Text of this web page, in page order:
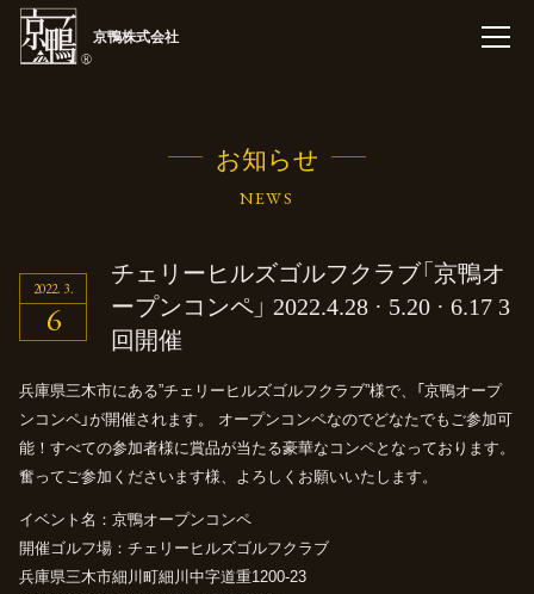
京鴨株式会社
お知らせ
NEWS
2022 3
6
チェリーヒルズゴルフクラブ「京鴨オ
ープンコンペ」 2022.4.28 · 5.20 · 6.17 3
回開催
兵庫県三木市にある”チェリーヒルズゴルフクラブ”様で、「京鴨オープ
ンコンペ」が開催されます。
オープンコンペなのでどなたでもご参加可
能！すべての参加者様に賞品が当たる豪華なコンペとなっております。
奮ってご参加くださいます様、よろしくお願いいたします。
イベント名：京鴨オープンコンペ
開催ゴルフ場：チェリーヒルズゴルフクラブ
兵庫県三木市細川町細川中字道重1200-23